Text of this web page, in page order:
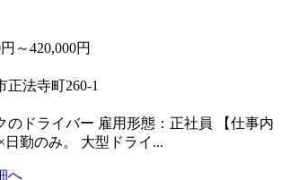
～420,000円
正法寺町260-1
のドライバー 雇用形態：正社員 【仕事内
日勤のみ。 大型ドライ...
へ